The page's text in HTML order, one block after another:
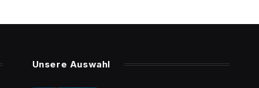
Unsere Auswahl